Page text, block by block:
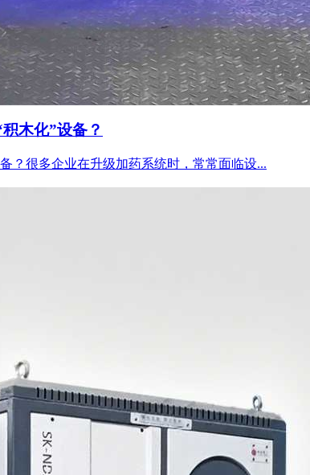
木化”设备？
？很多企业在升级加药系统时，常常面临设...